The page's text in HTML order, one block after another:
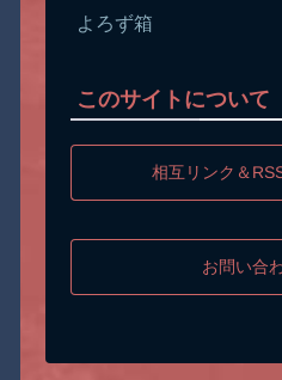
よろず箱
このサイトについて
相互リンク＆
お問い合